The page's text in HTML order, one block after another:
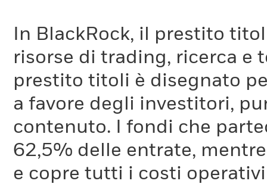
In BlackRock, il prestito
risorse di trading, ricerca e
prestito titoli è disegnato
a favore degli investitori,
contenuto. I fondi che
62,5% delle entrate,
e copre tutti i costi